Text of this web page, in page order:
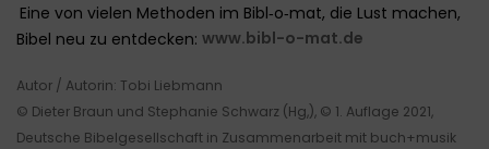
Eine von vielen Methoden im Bibl‑o‑mat, die Lust machen,
Bibel neu zu entdecken: www.bibl-o-mat.de
Autor / Autorin: Tobi Liebmann
© Dieter Braun und Stephanie Schwarz (Hg,), © 1. Auflage 2021,
Deutsche Bibelgesellschaft in Zusammenarbeit mit buch+musik